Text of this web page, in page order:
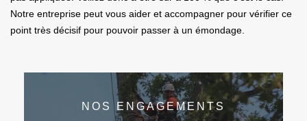
Notre entreprise peut vous aider et accompagner pour vérifier ce
point très décisif pour pouvoir passer à un émondage.
NOS ENGAGEMENTS